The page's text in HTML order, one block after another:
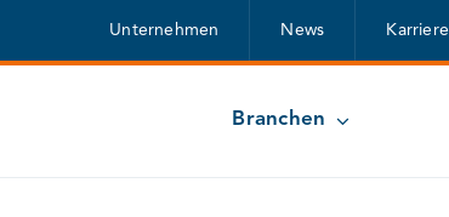
Unternehmen News Karriere
Branchen